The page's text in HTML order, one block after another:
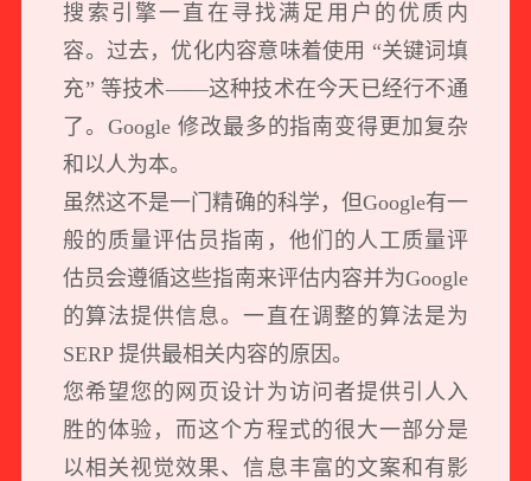
搜索引擎一直在寻找满足用户的优质内
容。过去，优化内容意味着使用 “关键词填
充” 等技术——这种技术在今天已经行不通
了。Google 修改最多的指南变得更加复杂
和以人为本。
虽然这不是一门精确的科学，但Google有一
般的质量评估员指南，他们的人工质量评
估员会遵循这些指南来评估内容并为Google
的算法提供信息。一直在调整的算法是为
SERP 提供最相关内容的原因。
您希望您的网页设计为访问者提供引人入
胜的体验，而这个方程式的很大一部分是
以相关视觉效果、信息丰富的文案和有影